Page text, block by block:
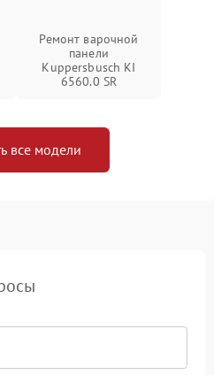
Ремонт варочной
панели
Kuppersbusch KI
6560.0 SR
все модели